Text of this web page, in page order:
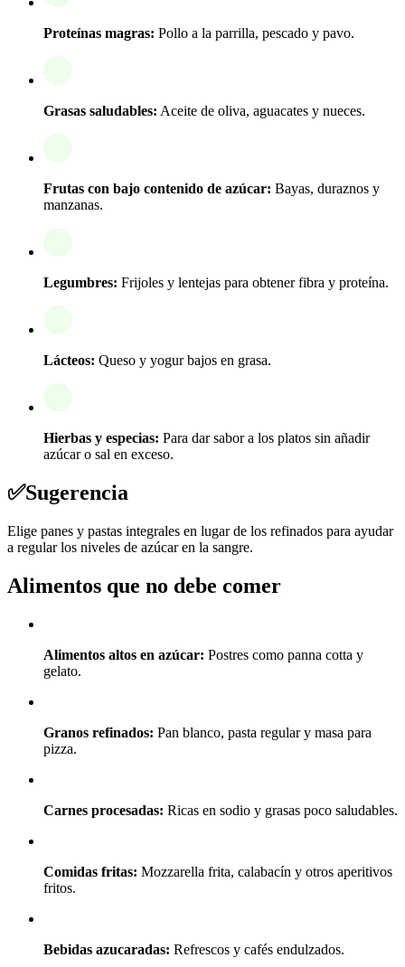
Proteínas magras: Pollo a la parrilla, pescado y pavo.
Grasas saludables: Aceite de oliva, aguacates y nueces.
Frutas con bajo contenido de azúcar: Bayas, duraznos y
manzanas.
Legumbres: Frijoles y lentejas para obtener fibra y proteína.
Lácteos: Queso y yogur bajos en grasa.
Hierbas y especias: Para dar sabor a los platos sin añadir
azúcar o sal en exceso.
✅Sugerencia
Elige panes y pastas integrales en lugar de los refinados para ayudar
a regular los niveles de azúcar en la sangre.
Alimentos que no debe comer
Alimentos altos en azúcar: Postres como panna cotta y
gelato.
Granos refinados: Pan blanco, pasta regular y masa para
pizza.
Carnes procesadas: Ricas en sodio y grasas poco saludables.
Comidas fritas: Mozzarella frita, calabacín y otros aperitivos
fritos.
Bebidas azucaradas: Refrescos y cafés endulzados.